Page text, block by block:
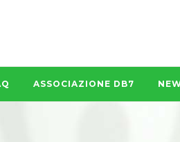
ASSOCIAZIONE DB7